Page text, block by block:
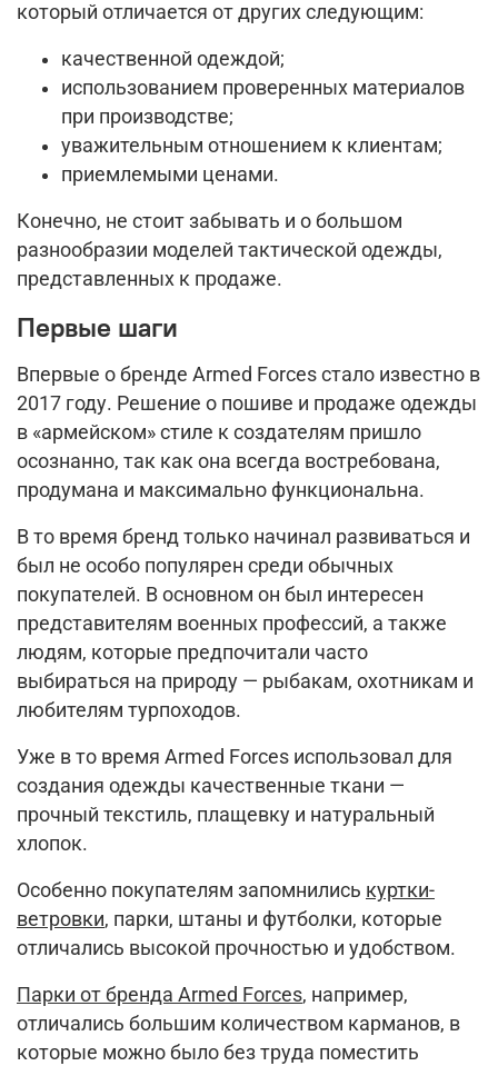
который отличается от других следующим:
качественной одеждой;
использованием проверенных материалов
при производстве;
уважительным отношением к клиентам;
приемлемыми ценами.
Конечно, не стоит забывать и о большом
разнообразии моделей тактической одежды,
представленных к продаже.
Первые шаги
Впервые о бренде Armed Forces стало известно в
2017 году. Решение о пошиве и продаже одежды
в «армейском» стиле к создателям пришло
осознанно, так как она всегда востребована,
продумана и максимально функциональна.
В то время бренд только начинал развиваться и
был не особо популярен среди обычных
покупателей. В основном он был интересен
представителям военных профессий, а также
людям, которые предпочитали часто
выбираться на природу — рыбакам, охотникам и
любителям турпоходов.
Уже в то время Armed Forces использовал для
создания одежды качественные ткани —
прочный текстиль, плащевку и натуральный
хлопок.
Особенно покупателям запомнились куртки-
ветровки, парки, штаны и футболки, которые
отличались высокой прочностью и удобством.
Парки от бренда Armed Forces, например,
отличались большим количеством карманов, в
которые можно было без труда поместить